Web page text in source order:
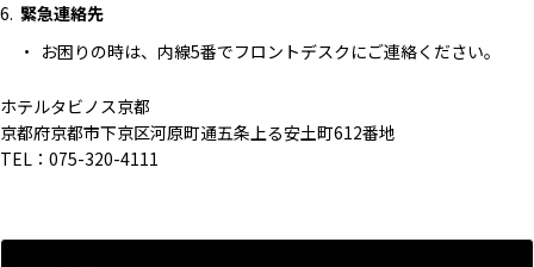
緊急連絡先
お困りの時は、内線5番でフロントデスクにご連絡ください。
ホテルタビノス京都
京都府京都市下京区河原町通五条上る安土町612番地
TEL：075-320-4111